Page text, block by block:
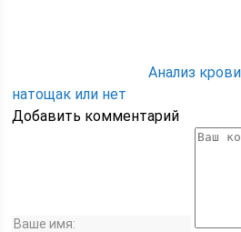
Анализ
натощак или нет
Добавить комментарий